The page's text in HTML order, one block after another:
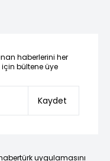
haberlerini her
bültene üye
Kaydet
uygulamasını